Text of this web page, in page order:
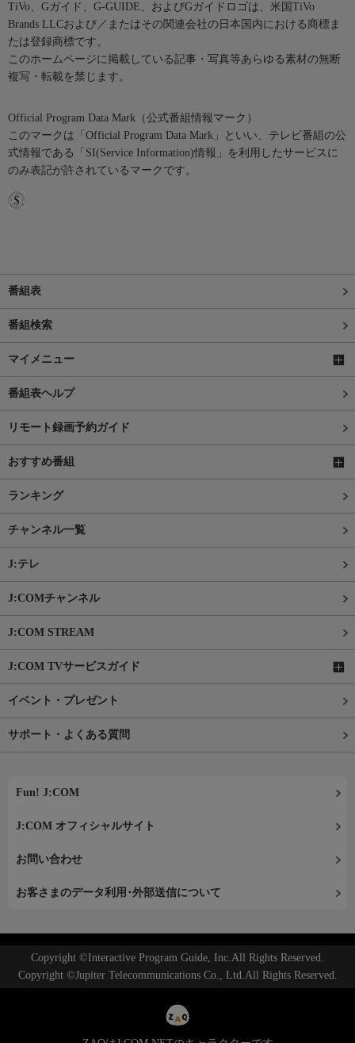
TiVo、Gガイド、G-GUIDE、およびGガイドロゴは、米国TiVo
Brands LLCおよび／またはその関連会社の日本国内における商標ま
たは登録商標です。
このホームページに掲載している記事・写真等あらゆる素材の無断
複写・転載を禁じます。
Official Program Data Mark（公式番組情報マーク）
このマークは「Official Program Data Mark」といい、テレビ番組の公
式情報である「SI(Service Information)情報」を利用したサービスに
のみ表記が許されているマークです。
番組表
番組検索
マイメニュー
番組表ヘルプ
リモート録画予約ガイド
おすすめ番組
ランキング
チャンネル一覧
J:テレ
J:COMチャンネル
J:COM STREAM
J:COM TVサービスガイド
イベント・プレゼント
サポート・よくある質問
Fun! J:COM
J:COM オフィシャルサイト
お問い合わせ
お客さまのデータ利用･外部送信について
Copyright ©Interactive Program Guide, Inc.All Rights Reserved.
Copyright ©Jupiter Telecommunications Co., Ltd.All Rights Reserved.